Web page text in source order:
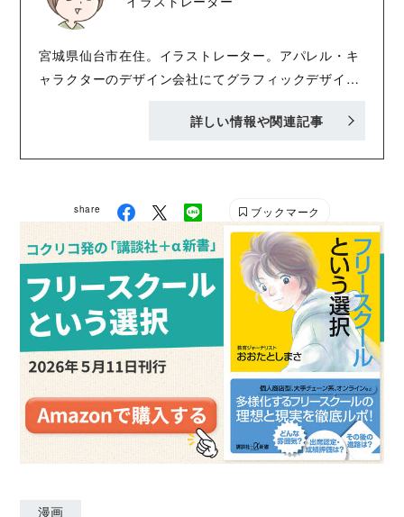
宮城県仙台市在住。イラストレーター。アパレル・キ
ャラクターのデザイン会社にてグラフィックデザイナ
身。現在は、書籍や雑誌、広告のイラストから企業キ
らない家事」（KADOKAWA) ▼webサイト▼
https://nfsn66.net/ ▼ブログ▼
https://ameblo.jp/nacomusud/ ▼instagram▼
naco.nfsn66 ▼Twitter▼ @nfsn66
詳しい情報や関連記事
share ブックマーク
漫画